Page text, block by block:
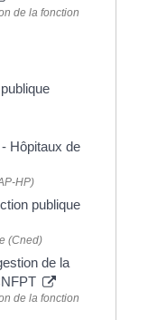
de la fonction
Hôpitaux de
HP)
publique
(Cned)
de la
de la fonction